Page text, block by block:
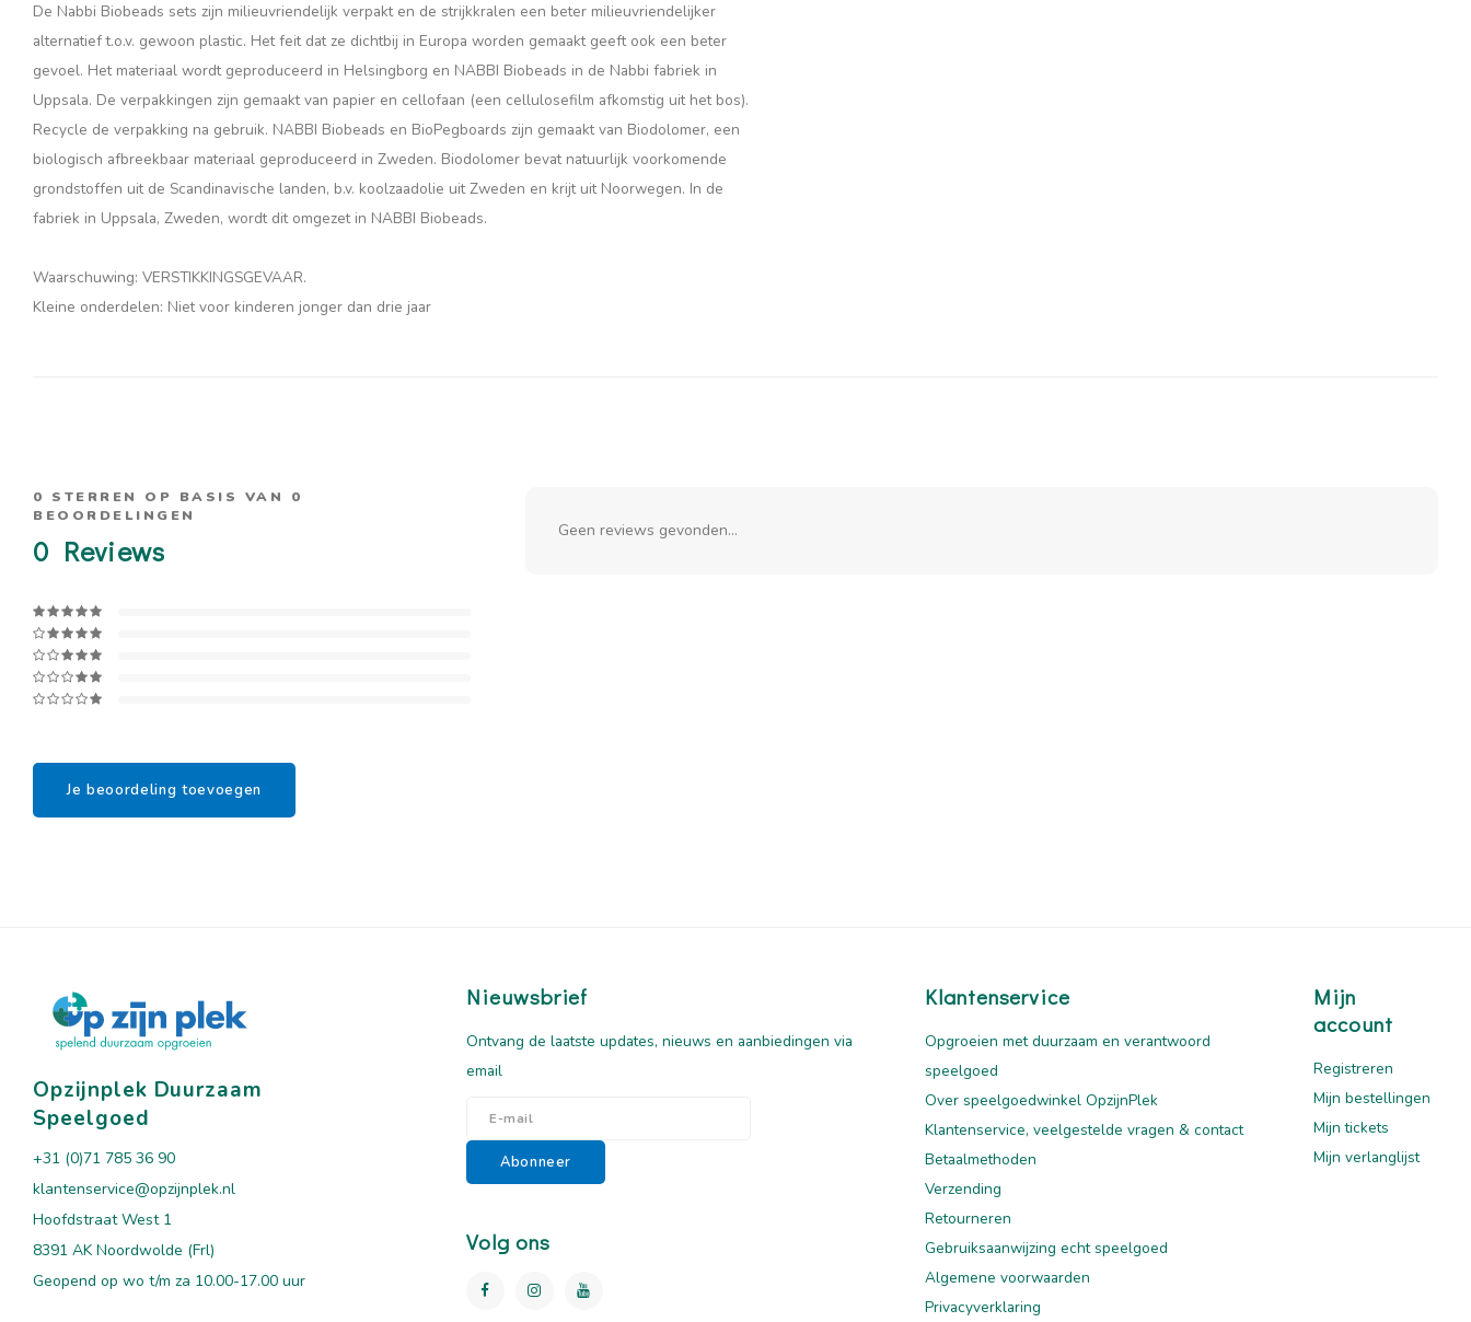
De Nabbi Biobeads sets zijn milieuvriendelijk verpakt en de strijkkralen een beter milieuvriendelijker
alternatief t.o.v. gewoon plastic. Het feit dat ze dichtbij in Europa worden gemaakt geeft ook een beter
gevoel. Het materiaal wordt geproduceerd in Helsingborg en NABBI Biobeads in de Nabbi fabriek in
Uppsala. De verpakkingen zijn gemaakt van papier en cellofaan (een cellulosefilm afkomstig uit het bos).
Recycle de verpakking na gebruik. NABBI Biobeads en BioPegboards zijn gemaakt van Biodolomer, een
biologisch afbreekbaar materiaal geproduceerd in Zweden. Biodolomer bevat natuurlijk voorkomende
grondstoffen uit de Scandinavische landen, b.v. koolzaadolie uit Zweden en krijt uit Noorwegen. In de
fabriek in Uppsala, Zweden, wordt dit omgezet in NABBI Biobeads.
Waarschuwing: VERSTIKKINGSGEVAAR.
Kleine onderdelen: Niet voor kinderen jonger dan drie jaar
0 STERREN OP BASIS VAN 0
BEOORDELINGEN
0 Reviews
Je beoordeling toevoegen
Geen reviews gevonden...
Opzijnplek Duurzaam
Speelgoed
+31 (0)71 785 36 90
klantenservice@opzijnplek.nl
Hoofdstraat West 1
8391 AK Noordwolde (Frl)
Geopend op wo t/m za 10.00-17.00 uur
Nieuwsbrief
Ontvang de laatste updates, nieuws en aanbiedingen via
email
Abonneer
Volg ons
Klantenservice
Opgroeien met duurzaam en verantwoord
speelgoed
Over speelgoedwinkel OpzijnPlek
Klantenservice, veelgestelde vragen & contact
Betaalmethoden
Verzending
Retourneren
Gebruiksaanwijzing echt speelgoed
Algemene voorwaarden
Privacyverklaring
Mijn
account
Registreren
Mijn bestellingen
Mijn tickets
Mijn verlanglijst